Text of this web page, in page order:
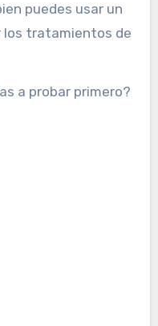
puedes usar un
los tratamientos de
a probar primero?